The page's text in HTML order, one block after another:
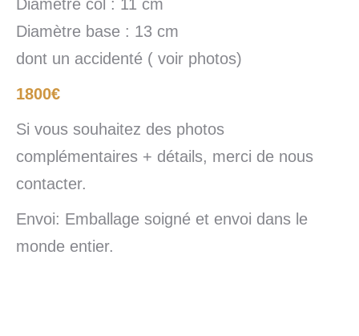
Diamètre col : 11 cm
Diamètre base : 13 cm
dont un accidenté ( voir photos)
1800€
Si vous souhaitez des photos
complémentaires + détails, merci de nous
contacter.
Envoi: Emballage soigné et envoi dans le
monde entier.